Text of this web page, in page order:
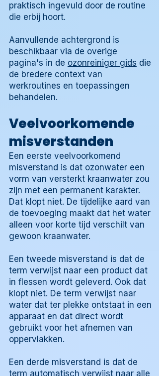
praktisch ingevuld door de routine
die erbij hoort.
Aanvullende achtergrond is
beschikbaar via de overige
pagina's in de ozonreiniger gids die
de bredere context van
werkroutines en toepassingen
behandelen.
Veelvoorkomende
misverstanden
Een eerste veelvoorkomend
misverstand is dat ozonwater een
vorm van versterkt kraanwater zou
zijn met een permanent karakter.
Dat klopt niet. De tijdelijke aard van
de toevoeging maakt dat het water
alleen voor korte tijd verschilt van
gewoon kraanwater.
Een tweede misverstand is dat de
term verwijst naar een product dat
in flessen wordt geleverd. Ook dat
klopt niet. De term verwijst naar
water dat ter plekke ontstaat in een
apparaat en dat direct wordt
gebruikt voor het afnemen van
oppervlakken.
Een derde misverstand is dat de
term automatisch verwijst naar alle